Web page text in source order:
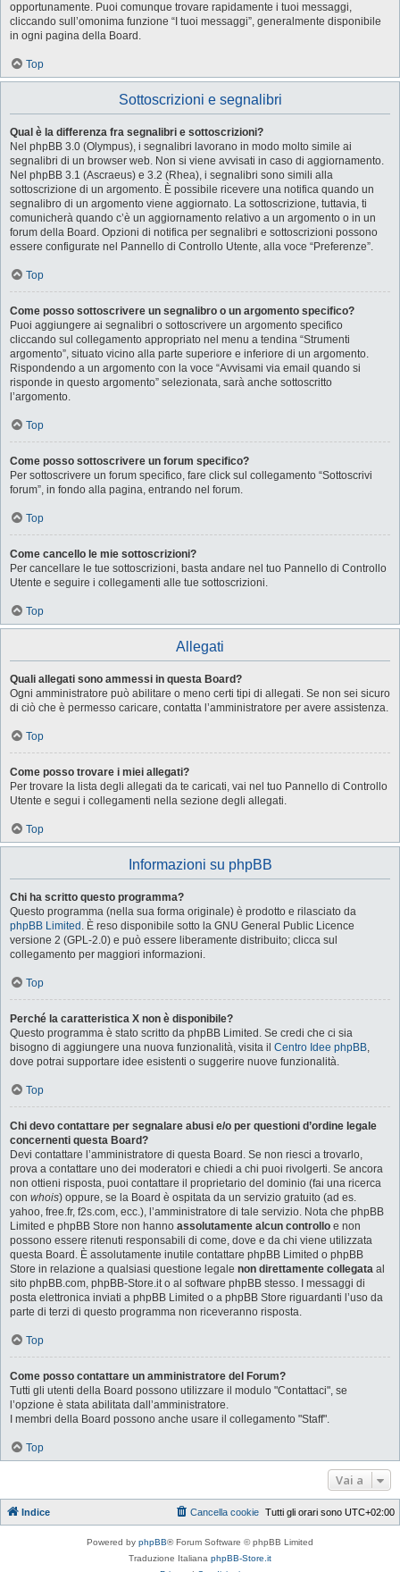
opportunamente. Puoi comunque trovare rapidamente i tuoi messaggi,
cliccando sull’omonima funzione “I tuoi messaggi”, generalmente disponibile
in ogni pagina della Board.
Top
Sottoscrizioni e segnalibri
Qual è la differenza fra segnalibri e sottoscrizioni?
Nel phpBB 3.0 (Olympus), i segnalibri lavorano in modo molto simile ai
segnalibri di un browser web. Non si viene avvisati in caso di aggiornamento.
Nel phpBB 3.1 (Ascraeus) e 3.2 (Rhea), i segnalibri sono simili alla
sottoscrizione di un argomento. È possibile ricevere una notifica quando un
segnalibro di un argomento viene aggiornato. La sottoscrizione, tuttavia, ti
comunicherà quando c’è un aggiornamento relativo a un argomento o in un
forum della Board. Opzioni di notifica per segnalibri e sottoscrizioni possono
essere configurate nel Pannello di Controllo Utente, alla voce “Preferenze”.
Top
Come posso sottoscrivere un segnalibro o un argomento specifico?
Puoi aggiungere ai segnalibri o sottoscrivere un argomento specifico
cliccando sul collegamento appropriato nel menu a tendina “Strumenti
argomento”, situato vicino alla parte superiore e inferiore di un argomento.
Rispondendo a un argomento con la voce “Avvisami via email quando si
risponde in questo argomento” selezionata, sarà anche sottoscritto
l’argomento.
Top
Come posso sottoscrivere un forum specifico?
Per sottoscrivere un forum specifico, fare click sul collegamento “Sottoscrivi
forum”, in fondo alla pagina, entrando nel forum.
Top
Come cancello le mie sottoscrizioni?
Per cancellare le tue sottoscrizioni, basta andare nel tuo Pannello di Controllo
Utente e seguire i collegamenti alle tue sottoscrizioni.
Top
Allegati
Quali allegati sono ammessi in questa Board?
Ogni amministratore può abilitare o meno certi tipi di allegati. Se non sei sicuro
di ciò che è permesso caricare, contatta l’amministratore per avere assistenza.
Top
Come posso trovare i miei allegati?
Per trovare la lista degli allegati da te caricati, vai nel tuo Pannello di Controllo
Utente e segui i collegamenti nella sezione degli allegati.
Top
Informazioni su phpBB
Chi ha scritto questo programma?
Questo programma (nella sua forma originale) è prodotto e rilasciato da
phpBB Limited . È reso disponibile sotto la GNU General Public Licence
versione 2 (GPL-2.0) e può essere liberamente distribuito; clicca sul
collegamento per maggiori informazioni.
Top
Perché la caratteristica X non è disponibile?
Questo programma è stato scritto da phpBB Limited. Se credi che ci sia
bisogno di aggiungere una nuova funzionalità, visita il Centro Idee phpBB,
dove potrai supportare idee esistenti o suggerire nuove funzionalità.
Top
Chi devo contattare per segnalare abusi e/o per questioni d’ordine legale
concernenti questa Board?
Devi contattare l’amministratore di questa Board. Se non riesci a trovarlo,
prova a contattare uno dei moderatori e chiedi a chi puoi rivolgerti. Se ancora
non ottieni risposta, puoi contattare il proprietario del dominio (fai una ricerca
con whois) oppure, se la Board è ospitata da un servizio gratuito (ad es.
yahoo, free.fr, f2s.com, ecc.), l’amministratore di tale servizio. Nota che phpBB
Limited e phpBB Store non hanno assolutamente alcun controllo e non
possono essere ritenuti responsabili di come, dove e da chi viene utilizzata
questa Board. È assolutamente inutile contattare phpBB Limited o phpBB
Store in relazione a qualsiasi questione legale non direttamente collegata al
sito phpBB.com, phpBB-Store.it o al software phpBB stesso. I messaggi di
posta elettronica inviati a phpBB Limited o a phpBB Store riguardanti l’uso da
parte di terzi di questo programma non riceveranno risposta.
Top
Come posso contattare un amministratore del Forum?
Tutti gli utenti della Board possono utilizzare il modulo "Contattaci", se
l’opzione è stata abilitata dall’amministratore.
I membri della Board possono anche usare il collegamento "Staff".
Top
Vai a
Indice Tutti gli orari sono UTC+02:00
Cancella cookie
Powered by phpBB® Forum Software © phpBB Limited
Traduzione Italiana phpBB-Store.it